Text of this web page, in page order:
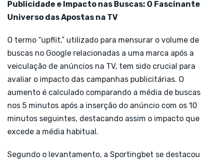
Publicidade e Impacto nas Buscas: O Fascinante
Universo das Apostas na TV
O termo “upflit,” utilizado para mensurar o volume de
buscas no Google relacionadas a uma marca após a
veiculação de anúncios na TV, tem sido crucial para
avaliar o impacto das campanhas publicitárias. O
aumento é calculado comparando a média de buscas
nos 5 minutos após a inserção do anúncio com os 10
minutos seguintes, destacando assim o impacto que
excede a média habitual.
Segundo o levantamento, a Sportingbet se destacou